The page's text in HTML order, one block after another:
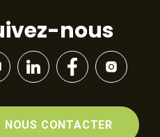
nous
NOUS CONTACTER